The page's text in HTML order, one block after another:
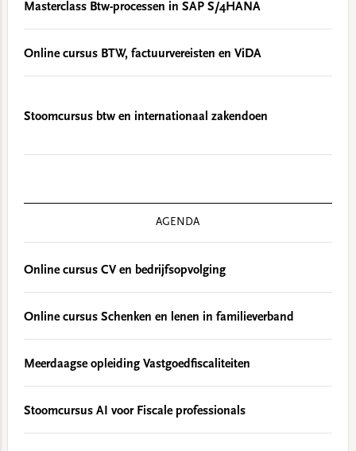
Masterclass Btw-processen in SAP S/4HANA
Online cursus BTW, factuurvereisten en ViDA
Stoomcursus btw en internationaal zakendoen
AGENDA
Online cursus CV en bedrijfsopvolging
Online cursus Schenken en lenen in familieverband
Meerdaagse opleiding Vastgoedfiscaliteiten
Stoomcursus AI voor Fiscale professionals